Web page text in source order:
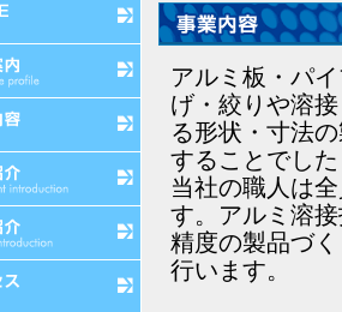
アルミ板・パ
げ・絞りや溶
る形状・寸法
することでし
当社の職人は
す。アルミ溶
精度の製品づ
行います。